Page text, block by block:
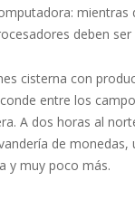
deben
cisterna con
entre los
A dos horas al
de
y muy poco más.